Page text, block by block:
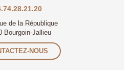
de la République
Bourgoin-Jallieu
NOUS